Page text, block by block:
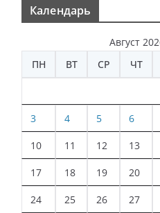
Календарь
Август
ПН
ВТ СР ЧТ
3 4 5 6
10 11 12 13
17 18 19 20
24 25 26 27